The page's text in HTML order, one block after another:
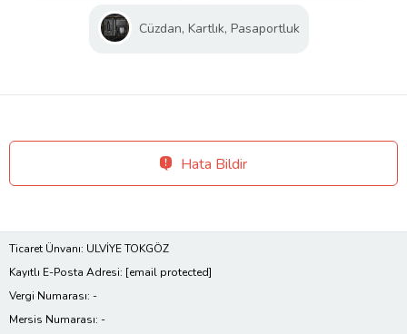
Cüzdan, Kartlık, Pasaportluk
Hata Bildir
Ticaret Ünvanı: ULVİYE TOKGÖZ
Kayıtlı E-Posta Adresi: [email protected]
Vergi Numarası: -
Mersis Numarası: -